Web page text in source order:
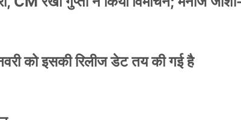
को इसकी रिलीज डेट तय की गई है
से मारने की